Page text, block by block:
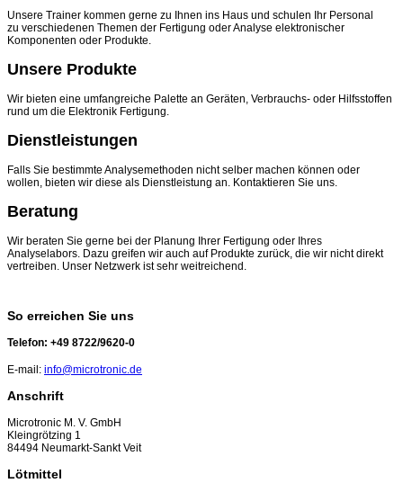
Unsere Trainer kommen gerne zu Ihnen ins Haus und schulen Ihr Personal
zu verschiedenen Themen der Fertigung oder Analyse elektronischer
Komponenten oder Produkte.
Unsere Produkte
Wir bieten eine umfangreiche Palette an Geräten, Verbrauchs- oder Hilfsstoffen
rund um die Elektronik Fertigung.
Dienstleistungen
Falls Sie bestimmte Analysemethoden nicht selber machen können oder
wollen, bieten wir diese als Dienstleistung an. Kontaktieren Sie uns.
Beratung
Wir beraten Sie gerne bei der Planung Ihrer Fertigung oder Ihres
Analyselabors. Dazu greifen wir auch auf Produkte zurück, die wir nicht direkt
vertreiben. Unser Netzwerk ist sehr weitreichend.
So erreichen Sie uns
Telefon: +49 8722/9620-0
E-mail: info@microtronic.de
Anschrift
Microtronic M. V. GmbH
Kleingrötzing 1
84494 Neumarkt-Sankt Veit
Lötmittel